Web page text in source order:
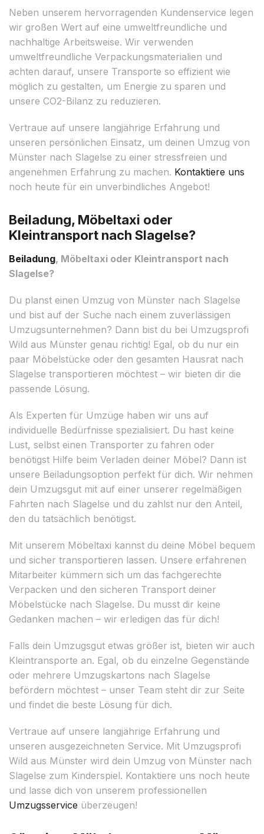
Neben unserem hervorragenden Kundenservice legen
wir großen Wert auf eine umweltfreundliche und
nachhaltige Arbeitsweise. Wir verwenden
umweltfreundliche Verpackungsmaterialien und
achten darauf, unsere Transporte so effizient wie
möglich zu gestalten, um Energie zu sparen und
unsere CO2-Bilanz zu reduzieren.
Vertraue auf unsere langjährige Erfahrung und
unseren persönlichen Einsatz, um deinen Umzug von
Münster nach Slagelse zu einer stressfreien und
angenehmen Erfahrung zu machen. Kontaktiere uns
noch heute für ein unverbindliches Angebot!
Beiladung, Möbeltaxi oder
Kleintransport nach Slagelse?
Beiladung, Möbeltaxi oder Kleintransport nach
Slagelse?
Du planst einen Umzug von Münster nach Slagelse
und bist auf der Suche nach einem zuverlässigen
Umzugsunternehmen? Dann bist du bei Umzugsprofi
Wild aus Münster genau richtig! Egal, ob du nur ein
paar Möbelstücke oder den gesamten Hausrat nach
Slagelse transportieren möchtest – wir bieten dir die
passende Lösung.
Als Experten für Umzüge haben wir uns auf
individuelle Bedürfnisse spezialisiert. Du hast keine
Lust, selbst einen Transporter zu fahren oder
benötigst Hilfe beim Verladen deiner Möbel? Dann ist
unsere Beiladungsoption perfekt für dich. Wir nehmen
dein Umzugsgut mit auf einer unserer regelmäßigen
Fahrten nach Slagelse und du zahlst nur den Anteil,
den du tatsächlich benötigst.
Mit unserem Möbeltaxi kannst du deine Möbel bequem
und sicher transportieren lassen. Unsere erfahrenen
Mitarbeiter kümmern sich um das fachgerechte
Verpacken und den sicheren Transport deiner
Möbelstücke nach Slagelse. Du musst dir keine
Gedanken machen – wir erledigen das für dich!
Falls dein Umzugsgut etwas größer ist, bieten wir auch
Kleintransporte an. Egal, ob du einzelne Gegenstände
oder mehrere Umzugskartons nach Slagelse
befördern möchtest – unser Team steht dir zur Seite
und findet die beste Lösung für dich.
Vertraue auf unsere langjährige Erfahrung und
unseren ausgezeichneten Service. Mit Umzugsprofi
Wild aus Münster wird dein Umzug von Münster nach
Slagelse zum Kinderspiel. Kontaktiere uns noch heute
und lasse dich von unserem professionellen
Umzugsservice überzeugen!